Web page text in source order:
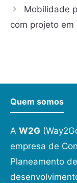
Mobilidade
com projeto em
Quem somos
A W2G
empresa de
Planeamento